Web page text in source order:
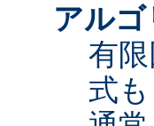
アル
有
式